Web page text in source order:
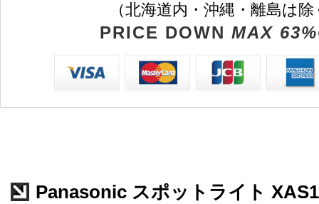
（北海道内・沖縄・離島は
PRICE DOWN MAX
Panasonic スポットライト